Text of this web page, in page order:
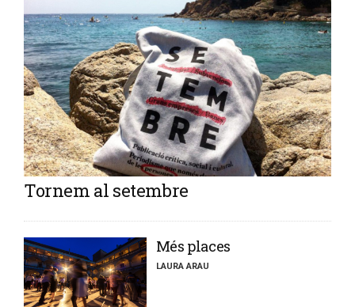
Tornem al setembre
​Més places
LAURA ARAU